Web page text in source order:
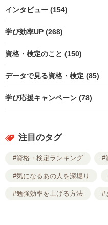
インタビュー (154)
学び効率UP (268)
資格・検定のこと (150)
データで見る資格・検定 (85)
学び応援キャンペーン (78)
注目のタグ
#資格・検定ランキング #
#気になるあの人を深堀り
#勉強効率を上げる方法 #